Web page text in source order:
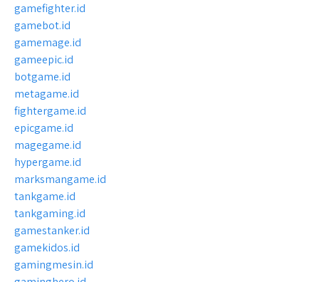
gamefighter.id
gamebot.id
gamemage.id
gameepic.id
botgame.id
metagame.id
fightergame.id
epicgame.id
magegame.id
hypergame.id
marksmangame.id
tankgame.id
tankgaming.id
gamestanker.id
gamekidos.id
gamingmesin.id